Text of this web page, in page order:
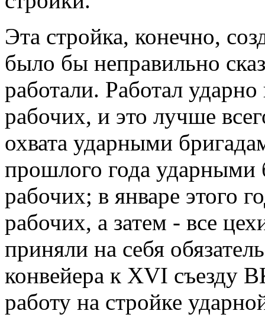
Эта стройка, конечно,
было бы неправильно
работали. Работал
рабочих, и это лучше
охвата ударными
прошлого года ударными
рабочих; в январе этого
рабочих, а затем - все
приняли на себя
конвейера к XVI съезду
работу на стройке